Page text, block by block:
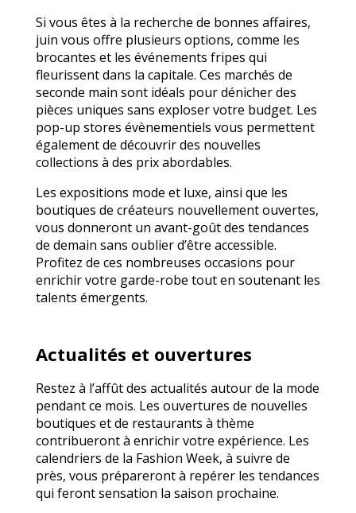
Si vous êtes à la recherche de bonnes affaires,
juin vous offre plusieurs options, comme les
brocantes et les événements fripes qui
fleurissent dans la capitale. Ces marchés de
seconde main sont idéals pour dénicher des
pièces uniques sans exploser votre budget. Les
pop-up stores évènementiels vous permettent
également de découvrir des nouvelles
collections à des prix abordables.
Les expositions mode et luxe, ainsi que les
boutiques de créateurs nouvellement ouvertes,
vous donneront un avant-goût des tendances
de demain sans oublier d’être accessible.
Profitez de ces nombreuses occasions pour
enrichir votre garde-robe tout en soutenant les
talents émergents.
Actualités et ouvertures
Restez à l’affût des actualités autour de la mode
pendant ce mois. Les ouvertures de nouvelles
boutiques et de restaurants à thème
contribueront à enrichir votre expérience. Les
calendriers de la Fashion Week, à suivre de
près, vous prépareront à repérer les tendances
qui feront sensation la saison prochaine.